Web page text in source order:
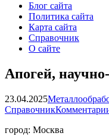
Блог сайта
Политика сайта
Карта сайта
Справочник
О сайте
Апогей,
23.04.2025
Справочник
город: Москва